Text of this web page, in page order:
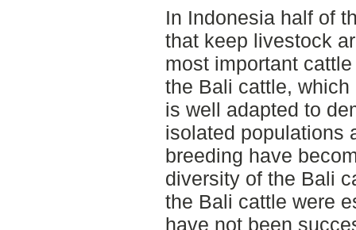
In Indonesia half of
that keep livestock
most important
the Bali cattle,
is well adapted to
isolated populations
breeding have
diversity of the Bali
the Bali cattle were
have not been